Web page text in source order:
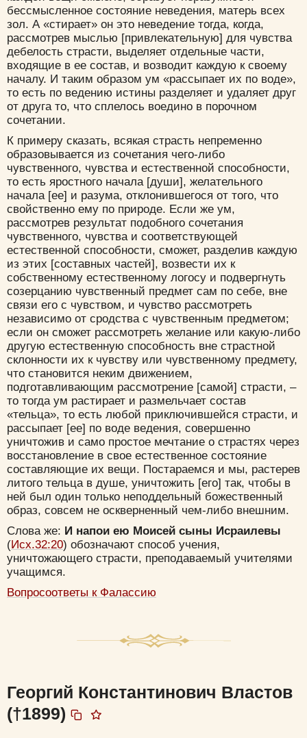
бессмысленное состояние неведения, матерь всех
зол. А «стирает» он это неведение тогда, когда,
рассмотрев мыслью [привлекательную] для чувства
дебелость страсти, выделяет отдельные части,
входящие в ее состав, и возводит каждую к своему
началу. И таким образом ум «рассыпает их по воде»,
то есть по ведению истины разделяет и удаляет друг
от друга то, что сплелось воедино в порочном
сочетании.
К примеру сказать, всякая страсть непременно
образовывается из сочетания чего-либо
чувственного, чувства и естественной способности,
то есть яростного начала [души], желательного
начала [ее] и разума, отклонившегося от того, что
свойственно ему по природе. Если же ум,
рассмотрев результат подобного сочетания
чувственного, чувства и соответствующей
естественной способности, сможет, разделив каждую
из этих [составных частей], возвести их к
собственному естественному логосу и подвергнуть
созерцанию чувственный предмет сам по себе, вне
связи его с чувством, и чувство рассмотреть
независимо от сродства с чувственным предметом;
если он сможет рассмотреть желание или какую-либо
другую естественную способность вне страстной
склонности их к чувству или чувственному предмету,
что становится неким движением,
подготавливающим рассмотрение [самой] страсти, –
то тогда ум растирает и размельчает состав
«тельца», то есть любой приключившейся страсти, и
рассыпает [ее] по воде ведения, совершенно
уничтожив и само простое мечтание о страстях через
восстановление в свое естественное состояние
составляющие их вещи. Постараемся и мы, растерев
литого тельца в душе, уничтожить [его] так, чтобы в
ней был один только неподдельный божественный
образ, совсем не оскверненный чем-либо внешним.
Слова же: И напои ею Моисей сыны Исраилевы
(Исх.32:20) обозначают способ учения,
уничтожающего страсти, преподаваемый учителями
учащимся.
Вопросоответы к Фалассию
Георгий Константинович Властов
(†1899)
Хорошо
Да
Нет
Вход
Регистрация
Цвет:
Удалить Сохранить